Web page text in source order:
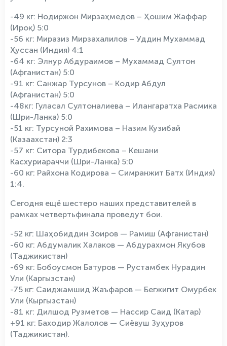
-49 кг: Нодиржон Мирзаҳмедов – Ҳошим Жаффар
(Ироқ) 5:0
-56 кг: Миразиз Мирзахалилов – Уддин Мухаммад
Ҳуссан (Индия) 4:1
-64 кг: Элнур Абдураимов – Мухаммад Султон
(Афганистан) 5:0
-91 кг: Санжар Турсунов – Кодир Абдул
(Афганистан) 5:0
-48кг: Гуласал Султоналиева – Илангаратха Расмика
(Шри-Ланка) 5:0
-51 кг: Турсуной Рахимова – Назим Кузибай
(Казаахстан) 2:3
-57 кг: Ситора Турдибекова – Кешани
Касхуриараччи (Шри-Ланка) 5:0
-60 кг: Райхона Кодирова – Симранжит Батх (Индия)
1:4.
Сегодня ещё шестеро наших представителей в
рамках четвертьфинала проведут бои.
-52 кг: Шаҳобиддин Зоиров — Рамиш (Афганистан)
-60 кг: Абдумалик Халаков — Абдурахмон Якубов
(Таджикистан)
-69 кг: Бобоусмон Батуров — Рустамбек Нурадин
Ули (Каргызстан)
-75 кг: Саиджамшид Жаъфаров — Бегжигит Омурбек
Ули (Кыргызстан)
-81 кг: Дилшод Рузметов — Нассир Саид (Катар)
+91 кг: Баходир Жалолов — Сиёвуш Зуҳуров
(Таджикистан).